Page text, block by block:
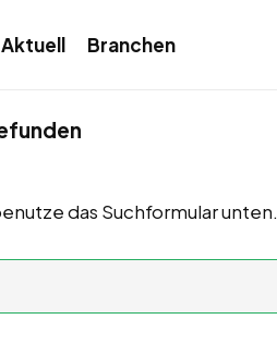
Aktuell Branchen
das Suchformular unten.